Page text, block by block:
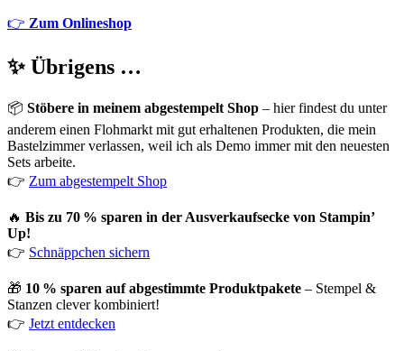
👉 Zum Onlineshop
✨ Übrigens …
📦 Stöbere in meinem abgestempelt Shop – hier findest du unter
anderem einen Flohmarkt mit gut erhaltenen Produkten, die mein
Bastelzimmer verlassen, weil ich als Demo immer mit den neuesten
Sets arbeite.
👉 Zum abgestempelt Shop
🔥 Bis zu 70 % sparen in der Ausverkaufsecke von Stampin’
Up!
👉 Schnäppchen sichern
🎁 10 % sparen auf abgestimmte Produktpakete – Stempel &
Stanzen clever kombiniert!
👉 Jetzt entdecken